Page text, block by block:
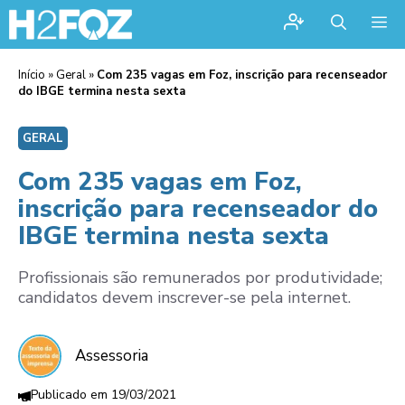
Início » Geral » Com 235 vagas em Foz, inscrição para recenseador
do IBGE termina nesta sexta
GERAL
Com 235 vagas em Foz,
inscrição para recenseador do
IBGE termina nesta sexta
Profissionais são remunerados por produtividade;
candidatos devem inscrever-se pela internet.
Assessoria
19/03/2021